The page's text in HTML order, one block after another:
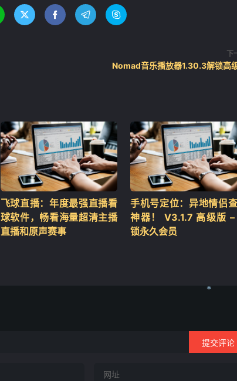
   
下
Nomad音乐播放器1.30.3解锁高
飞球直播：年度最强直播看
球软件，畅看海量超清主播
直播和原声赛事
手机号定位：异地情侣
神器！ V3.1.7 高级版 –
锁永久会员
提交评论